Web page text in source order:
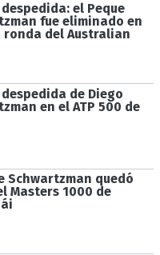
el Peque
fue eliminado en
ronda del Australian
de Diego
en el ATP 500 de
Schwartzman quedó
Masters 1000 de